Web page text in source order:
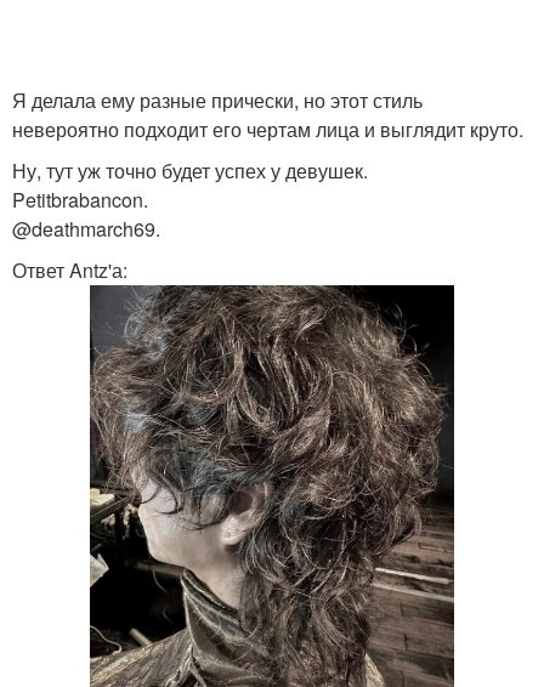
Я делала ему разные прически, но этот стиль
невероятно подходит его чертам лица и выглядит круто.
Ну, тут уж точно будет успех у девушек.
Petitbrabancon.
@deathmarch69.
Ответ Antz'а: